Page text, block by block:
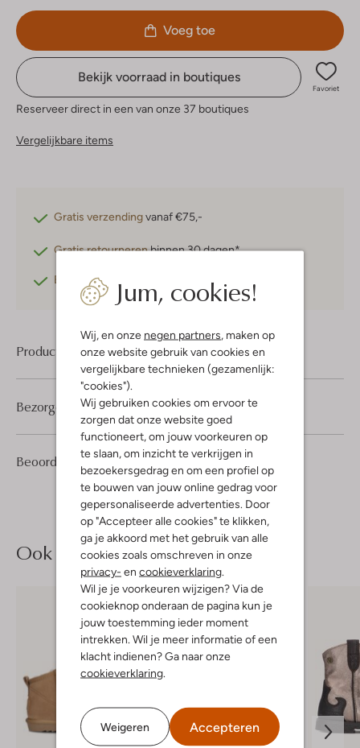
Jum, cookies!
Wij, en onze negen partners, maken op
onze website gebruik van cookies en
vergelijkbare technieken (gezamenlijk:
"cookies").
Wij gebruiken cookies om ervoor te
zorgen dat onze website goed
functioneert, om jouw voorkeuren op
te slaan, om inzicht te verkrijgen in
bezoekersgedrag en om een profiel op
te bouwen van jouw online gedrag voor
gepersonaliseerde advertenties. Door
op "Accepteer alle cookies" te klikken,
ga je akkoord met het gebruik van alle
cookies zoals omschreven in onze
privacy- en cookieverklaring.
Wil je je voorkeuren wijzigen? Via de
cookieknop onderaan de pagina kun je
jouw toestemming ieder moment
intrekken. Wil je meer informatie of een
klacht indienen? Ga naar onze
cookieverklaring.
Weigeren Accepteren
Voeg toe
Bekijk voorraad in boutiques
Favoriet
Reserveer direct in een van onze 37 boutiques
Vergelijkbare items
Gratis verzendingvanaf €75,-
Gratis retournerenbinnen 30 dagen*
Betaal achteraf
Product informatie
Beoordelingen (1) 5/5
1
5
Sterren
Bezorgen & retourneren
Ook iets voor jou?